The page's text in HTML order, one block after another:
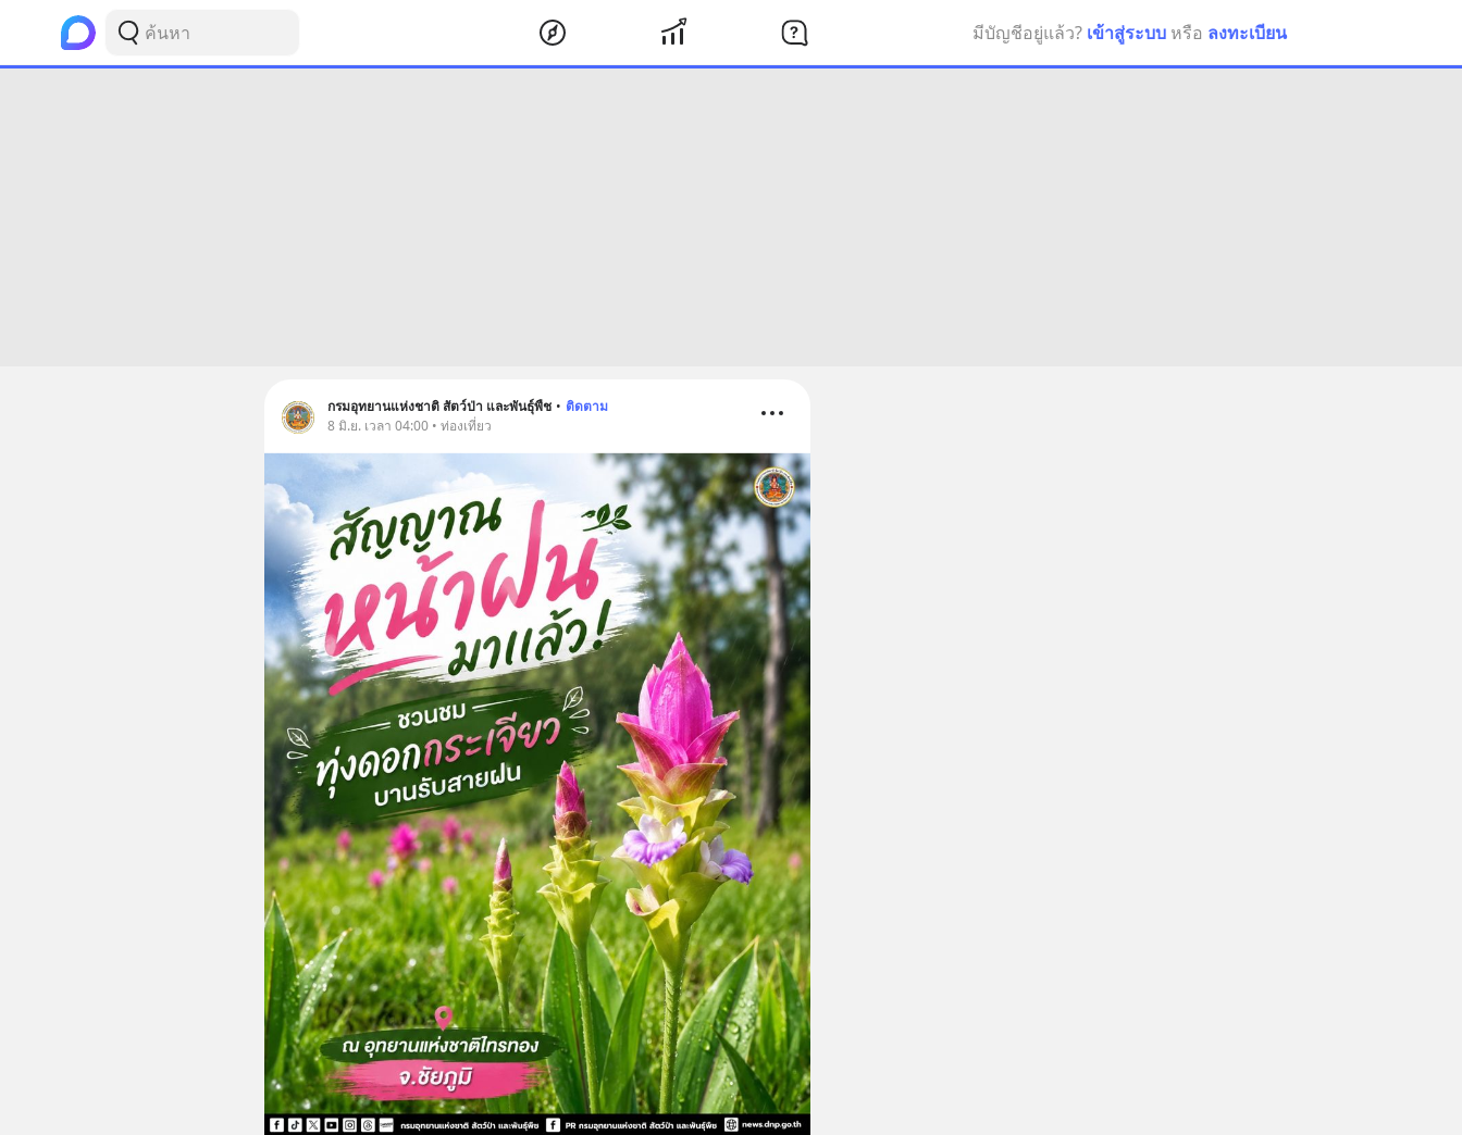
มีบัญชีอยู่แล้ว? เข้าสู่ระบบ หรือ ลงทะเบียน
กรมอุทยานแห่งชาติ สัตว์ป่า และพันธุ์พืช • ติดตาม
8 มิ.ย. เวลา 04:00 • ท่องเที่ยว